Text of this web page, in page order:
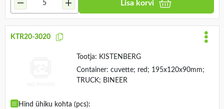
Lisa korvi
KTR20-3020
Tootja: KISTENBERG
Container: cuvette; red; 195x120x90mm;
TRUCK; BINEER
Hind ühiku kohta (pcs):